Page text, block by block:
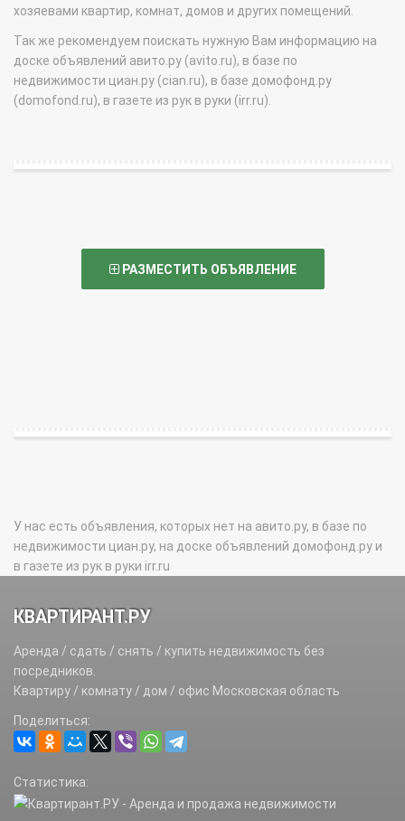
хозяевами квартир, комнат, домов и других помещений.
Так же рекомендуем поискать нужную Вам информацию на
доске объявлений авито.ру (avito.ru), в базе по
недвижимости циан.ру (cian.ru), в базе домофонд.ру
(domofond.ru), в газете из рук в руки (irr.ru).
РАЗМЕСТИТЬ ОБЪЯВЛЕНИЕ
У нас есть объявления, которых нет на авито.ру, в базе по
недвижимости циан.ру, на доске объявлений домофонд.ру и
в газете из рук в руки irr.ru
КВАРТИРАНТ.РУ
Аренда / сдать / снять / купить недвижимость без
посредников.
Квартиру / комнату / дом / офис Московская область
Поделиться:
Статистика: